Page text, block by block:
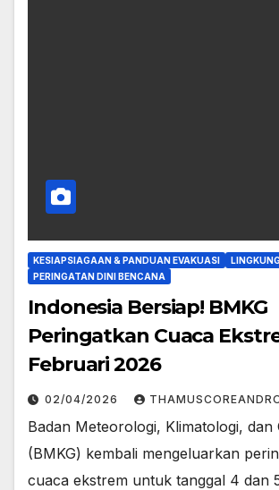
KESIAPSIAGAAN & PANDUAN EVAKUASI
PERINGATAN DINI BENCANA
Indonesia Bersiap! BMKG
Peringatkan Cuaca
Februari 2026
02/04/2026
Badan Meteorologi, Klimatologi, dan
(BMKG) kembali mengeluarkan
cuaca ekstrem untuk tanggal 4 dan